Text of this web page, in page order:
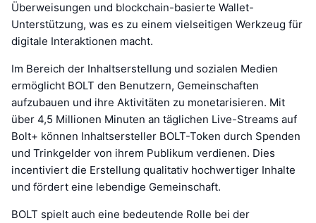
Überweisungen und blockchain-basierte Wallet-
Unterstützung, was es zu einem vielseitigen Werkzeug für
digitale Interaktionen macht.
Im Bereich der Inhaltserstellung und sozialen Medien
ermöglicht BOLT den Benutzern, Gemeinschaften
aufzubauen und ihre Aktivitäten zu monetarisieren. Mit
über 4,5 Millionen Minuten an täglichen Live-Streams auf
Bolt+ können Inhaltsersteller BOLT-Token durch Spenden
und Trinkgelder von ihrem Publikum verdienen. Dies
incentiviert die Erstellung qualitativ hochwertiger Inhalte
und fördert eine lebendige Gemeinschaft.
BOLT spielt auch eine bedeutende Rolle bei der